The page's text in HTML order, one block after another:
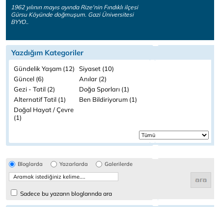
1962 yılının mayıs ayında Rize'nin Fındıklı ilçesi
Gürsu Köyünde doğmuşum. Gazi Üniversitesi
BYYO..
Yazdığım Kategoriler
Gündelik Yaşam (12)
Siyaset (10)
Güncel (6)
Anılar (2)
Gezi - Tatil (2)
Doğa Sporları (1)
Alternatif Tatil (1)
Ben Bildiriyorum (1)
Doğal Hayat / Çevre
(1)
Bloglarda Yazarlarda Galerilerde
Sadece bu yazarın bloglarında ara